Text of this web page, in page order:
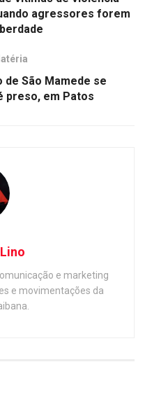
agressores forem
São Mamede se
preso, em Patos
e marketing
e movimentações da